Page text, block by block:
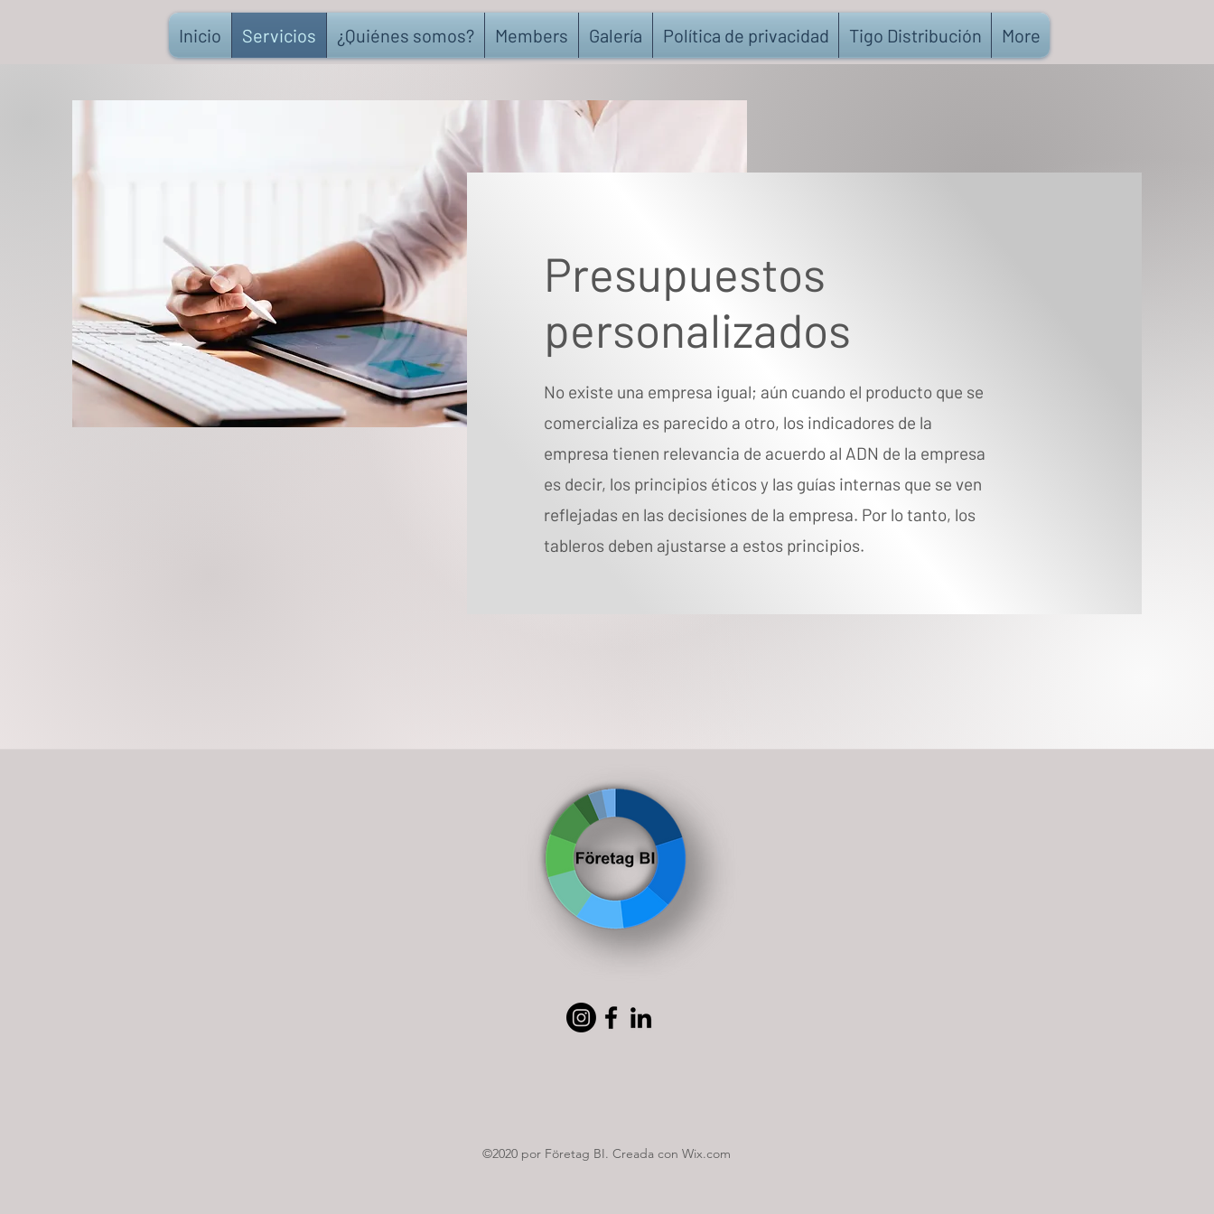
Inicio Servicios ¿Quiénes somos? Members Galería Política de privacidad Tigo Distribución More
Presupuestos
personalizados
No existe una empresa igual; aún cuando el producto que se
comercializa es parecido a otro, los indicadores de la
empresa tienen relevancia de acuerdo al ADN de la empresa
es decir, los principios éticos y las guías internas que se ven
reflejadas en las decisiones de la empresa. Por lo tanto, los
tableros deben ajustarse a estos principios.
©2020 por Företag BI. Creada con Wix.com